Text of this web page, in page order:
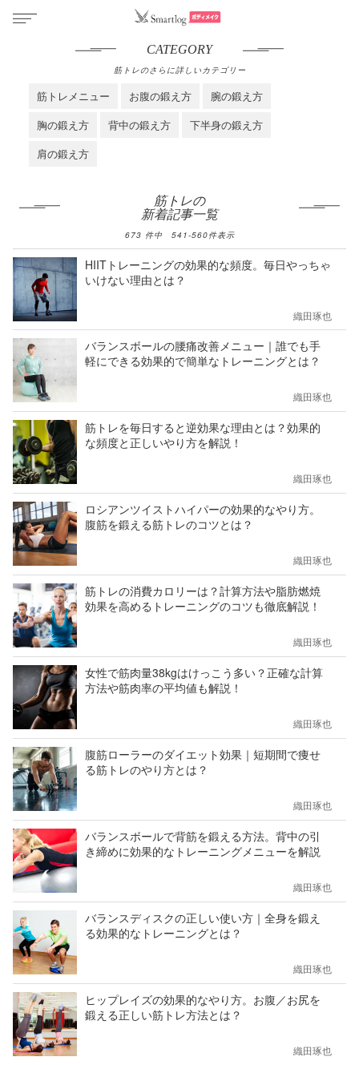
CATEGORY
筋トレのさらに詳しいカテゴリー
筋トレメニュー お腹の鍛え方
腕の鍛え方
胸の鍛え方
背中の鍛え方
下半身の鍛え方
肩の鍛え方
筋トレの
新着記事一覧
673 件中 541-560件表示
HIITトレーニングの効果的な頻度。毎日やっちゃ
いけない理由とは？
織田琢也
バランスボールの腰痛改善メニュー｜誰でも手
軽にできる効果的で簡単なトレーニングとは？
織田琢也
筋トレを毎日すると逆効果な理由とは？効果的
な頻度と正しいやり方を解説！
織田琢也
ロシアンツイストハイパーの効果的なやり方。
腹筋を鍛える筋トレのコツとは？
織田琢也
筋トレの消費カロリーは？計算方法や脂肪燃焼
効果を高めるトレーニングのコツも徹底解説！
織田琢也
女性で筋肉量38kgはけっこう多い？正確な計算
方法や筋肉率の平均値も解説！
織田琢也
腹筋ローラーのダイエット効果｜短期間で痩せ
る筋トレのやり方とは？
織田琢也
バランスボールで背筋を鍛える方法。背中の引
き締めに効果的なトレーニングメニューを解説
織田琢也
バランスディスクの正しい使い方｜全身を鍛え
る効果的なトレーニングとは？
織田琢也
ヒップレイズの効果的なやり方。お腹／お尻を
鍛える正しい筋トレ方法とは？
織田琢也